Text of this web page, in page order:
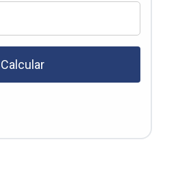
Calcular